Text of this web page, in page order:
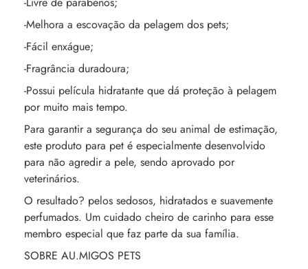
-Melhora a escovação da pelagem dos pets;
-Fácil enxágue;
-Fragrância duradoura;
-Possui película hidratante que dá proteção à pelagem
por muito mais tempo.
Para garantir a segurança do seu animal de estimação,
este produto para pet é especialmente desenvolvido
para não agredir a pele, sendo aprovado por
veterinários.
O resultado? pelos sedosos, hidratados e suavemente
perfumados. Um cuidado cheiro de carinho para esse
membro especial que faz parte da sua família.
SOBRE AU.MIGOS PETS